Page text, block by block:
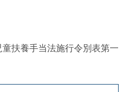
扶養手当法施行令別表第一